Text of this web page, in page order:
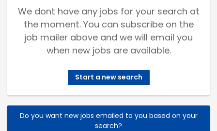
We dont have any jobs for your search at
the moment. You can subscribe on the
job mailer above and we will email you
when new jobs are available.
Start a new search
Do you want new jobs emailed to you based on your
search?